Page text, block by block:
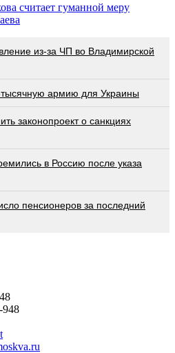
считает гуманной меру
из-за ЧП во Владимирской
армию для Украины
законопроект о санкциях
в Россию после указа
пенсионеров за последний
948